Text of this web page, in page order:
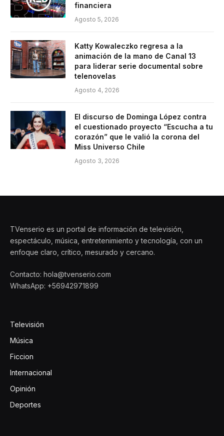
financiera
Agosto 5, 2026
Katty Kowaleczko regresa a la
animación de la mano de Canal 13
para liderar serie documental sobre
telenovelas
Agosto 4, 2026
El discurso de Dominga López contra
el cuestionado proyecto “Escucha a tu
corazón” que le valió la corona del
Miss Universo Chile
Agosto 3, 2026
TVenserio es un portal de información de televisión,
espectáculo, música, entretenimiento y tecnología, con un
enfoque claro, crítico, mesurado y cercano.
Contacto: hola@tvenserio.com
WhatsApp: +56942971899
Televisión
Música
Ficcion
Internacional
Opinión
Deportes